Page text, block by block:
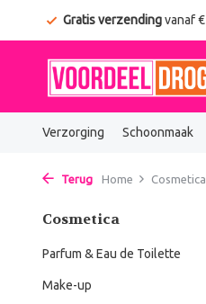
Gratis verzendingvanaf €50,-
Verzorging Schoonmaak
Terug Home Cosmetica
Cosmetica
Parfum & Eau de Toilette
Make-up